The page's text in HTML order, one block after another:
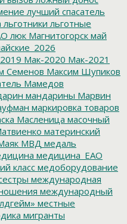
лучший спасатель
льготники льготные
люк Магнитогорск май
Мак-2020 Мак-2021
Семенов Максим Шупиков
Мамедов
мандарины Марвин
маркировка товаров
Масленица масочный
материнский
МВД медаль
медицина_ЕАО
класс медоборудование
международная
международный
местные
мигранты